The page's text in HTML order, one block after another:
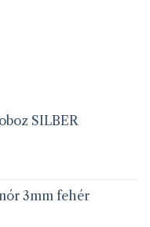
SILBER
3mm fehér